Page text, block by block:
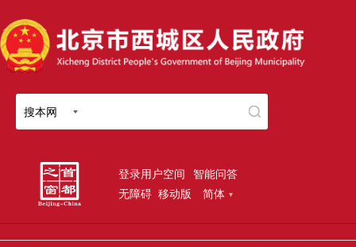
搜本网
登录用户空间 智能问答
无障碍 移动版 简体